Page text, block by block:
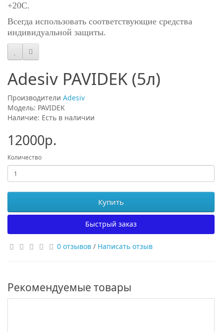
+20C.
Всегда использовать соответствующие средства
индивидуальной защиты.
Adesiv PAVIDEK (5л)
Производители Adesiv
Модель: PAVIDEK
Наличие: Есть в наличии
12000р.
Количество
Купить
Быстрый заказ
0 отзывов / Написать отзыв
Рекомендуемые товары